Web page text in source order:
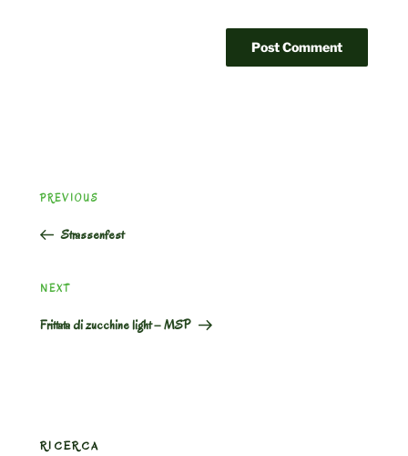
navigation
Previous
PREVIOUS
Strassenfest
Next
NEXT
Frittata di zucchine light – MSP
RICERCA